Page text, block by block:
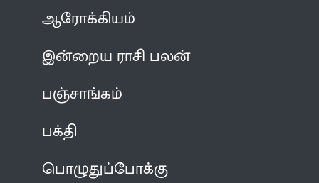
ஆரோக்கியம்
இன்றைய ராசி பலன்
பஞ்சாங்கம்
பக்தி
பொழுதுப்போக்கு